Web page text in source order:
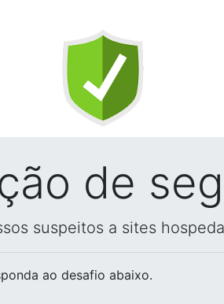
de
suspeitos a sites
ao desafio abaixo.